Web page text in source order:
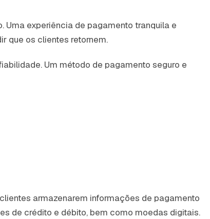
experiência de pagamento tranquila e
que os clientes retornem.
Um método de pagamento seguro e
armazenarem informações de pagamento
de crédito e débito, bem como moedas digitais.